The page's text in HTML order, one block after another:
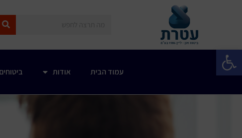
פתח סרגל נגישות
עמוד הבית אודות ביטוחים